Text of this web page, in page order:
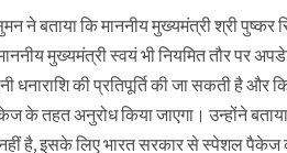
ने बताया कि माननीय मुख्यमंत्री श्री
मुख्यमंत्री स्वयं भी नियमित तौर पर
की प्रतिपूर्ति की जा सकती है और
तहत अनुरोध किया जाएगा। उन्होंने
है, इसके लिए भारत सरकार से स्पेशल पैकेज